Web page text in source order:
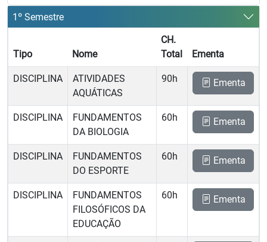
1º Semestre
Tipo Nome
CH.
Total
Ementa
DISCIPLINA
ATIVIDADES
AQUÁTICAS
90h Ementa
DISCIPLINA
FUNDAMENTOS
DA BIOLOGIA
60h Ementa
DISCIPLINA
FUNDAMENTOS
DO ESPORTE
60h Ementa
DISCIPLINA
FUNDAMENTOS
FILOSÓFICOS DA
EDUCAÇÃO
60h Ementa